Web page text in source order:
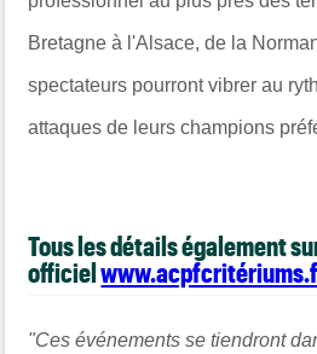
Bretagne à l'Alsace, de la
spectateurs pourront vibrer au
attaques de leurs champions
Tous les détails également
officiel
"Ces événements se tiendront